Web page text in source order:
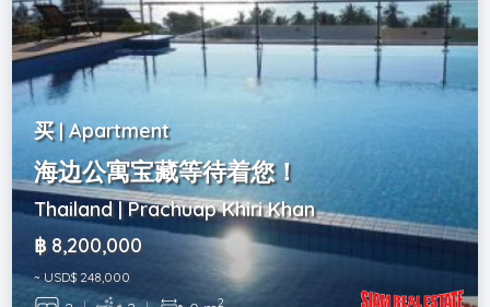
买 | Apartment
海边公寓宝藏等待着您！
Thailand | Prachuap Khiri Khan
฿ 8,200,000
~ USD$ 248,000
2